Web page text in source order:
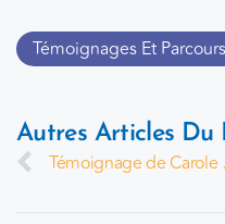
Témoignages Et Parcours
Autres Articles Du